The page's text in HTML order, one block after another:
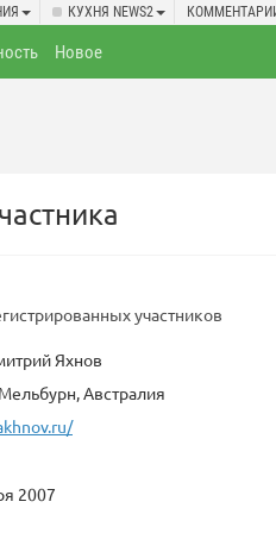
КУХНЯ NEWS2
Новое
участников
Яхнов
Мельбурн, Австралия
2007